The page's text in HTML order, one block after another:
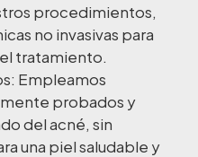
procedimientos,
no invasivas para
tratamiento.
Empleamos
probados y
del acné, sin
una piel saludable y